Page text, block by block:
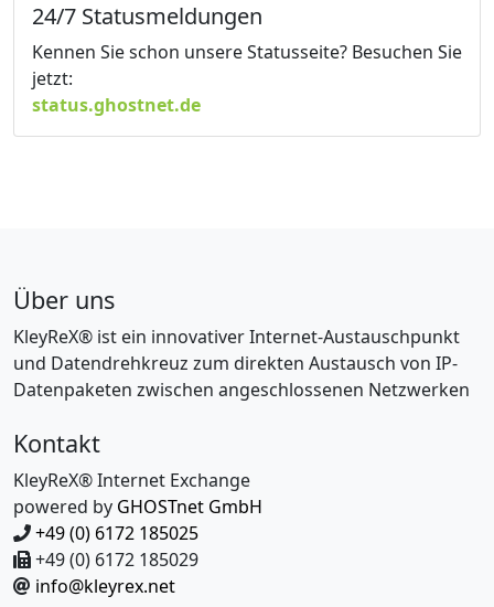
24/7 Statusmeldungen
Kennen Sie schon unsere Statusseite? Besuchen Sie
jetzt:
status.ghostnet.de
Über uns
KleyReX® ist ein innovativer Internet-Austauschpunkt
und Datendrehkreuz zum direkten Austausch von IP-
Datenpaketen zwischen angeschlossenen Netzwerken
Kontakt
KleyReX® Internet Exchange
powered by GHOSTnet GmbH
+49 (0) 6172 185025
+49 (0) 6172 185029
info@kleyrex.net